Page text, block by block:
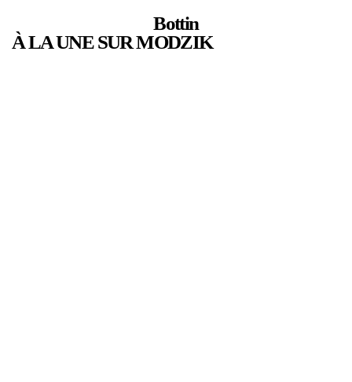
Bottin
À LA UNE SUR MODZIK